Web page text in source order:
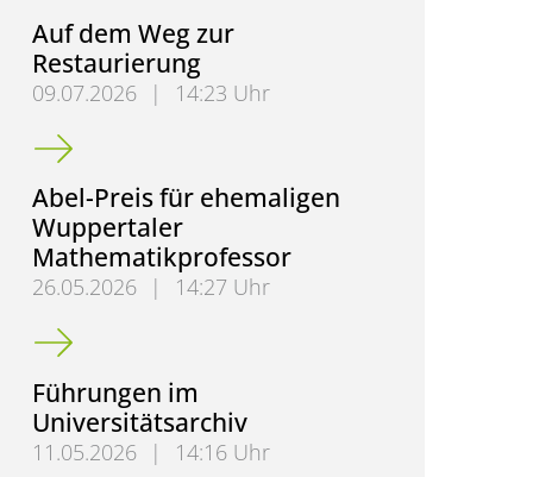
Auf dem Weg zur
Restaurierung
09.07.2026 |
14:23 Uhr
Auf dem Weg zur Restaurierung
Abel-Preis für ehemaligen
Wuppertaler
Mathematikprofessor
26.05.2026 |
14:27 Uhr
Abel-Preis für ehemaligen Wuppertaler
Führungen im
Universitätsarchiv
11.05.2026 |
14:16 Uhr